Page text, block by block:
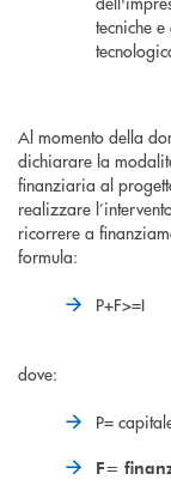
tecniche
Al momento della
dichiarare la
finanziaria al
realizzare
ricorrere a
formula:
P+F>=I
dove:
P=
F=